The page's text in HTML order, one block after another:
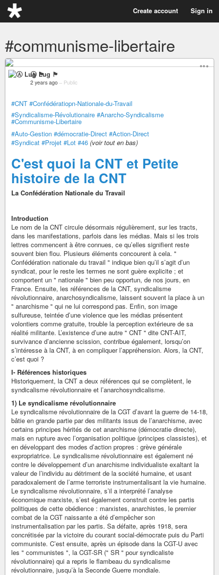
Create account Sign in
#communisme-libertaire
Ⓐ Lug 🏴
2 years ago – Public
#CNT #Confédératiopn-Nationale-du-Travail
#Syndicalisme-Révolutionaire #Anarcho-Syndicalisme
#Communisme-Libertaire
#Auto-Gestion #démocratie-Direct #Action-Direct
#Syndicat #Projet #Lot #46 (voir tout en bas)
C'est quoi la CNT et Petite
histoire de la CNT
La Confédération Nationale du Travail
Introduction
Le nom de la CNT circule désormais régulièrement, sur les tracts,
dans les manifestations, parfois dans les médias. Mais si les trois
lettres commencent à être connues, ce qu’elles signifient reste
souvent bien flou. Plusieurs éléments concourent à cela. "
Confédération nationale du travail " indique bien qu’il s’agit d’un
syndicat, pour le reste les termes ne sont guère explicite ; et
comportent un " nationale " bien peu opportun, de nos jours, en
France. Ensuite, les références de la CNT, syndicalisme
révolutionnaire, anarchosyndicalisme, laissent souvent la place à un
" anarchisme " qui ne lui correspond pas. Enfin, son image
sulfureuse, teintée d’une violence que les médias présentent
volontiers comme gratuite, trouble la perception extérieure de sa
réalité militante. L’existence d’une autre " CNT " dite CNT-AIT,
survivance d’ancienne scission, contribue également, lorsqu’on
s’intéresse à la CNT, à en compliquer l’appréhension. Alors, la CNT,
c’est quoi ?
I- Références historiques
Historiquement, la CNT a deux références qui se complètent, le
syndicalisme révolutionnaire et l’anarchosyndicalisme.
1) Le syndicalisme révolutionnaire
Le syndicalisme révolutionnaire de la CGT d’avant la guerre de 14-18,
bâtie en grande partie par des militants issus de l’anarchisme, avec
certains principes hérités de cet anarchisme (démocratie directe),
mais en rupture avec l’organisation politique (principes classistes), et
en développant des modes d’action propres : grève générale
expropriatrice. Le syndicalisme révolutionnaire est également né
contre le développement d’un anarchisme individualiste exaltant la
valeur de l’individu au détriment de la société humaine, et usant
paradoxalement de l’arme terroriste instrumentalisant la vie humaine.
Le syndicalisme révolutionnaire, s’il a interprété l’analyse
économique marxiste, s’est également construit contre les partis
politiques de cette obédience : marxistes, anarchistes, le premier
combat de la CGT naissante a été d’empêcher son
instrumentalisation par les partis. Sa défaite, après 1918, sera
concrétisée par la victoire du courant social-démocrate puis du Parti
communiste. C’est ensuite, après un épisode dans la CGT-U avec
les " communistes ", la CGT-SR (" SR " pour syndicaliste
révolutionnaire) qui a repris le flambeau du syndicalisme
révolutionnaire, jusqu’à la Seconde Guerre mondiale.